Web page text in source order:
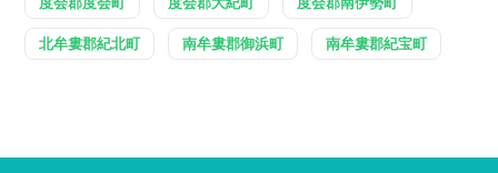
北牟婁郡紀北町 南牟婁郡御浜町 南牟婁郡紀宝町